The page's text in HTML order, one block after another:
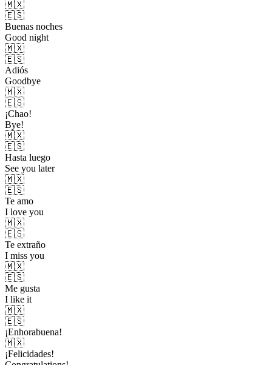
🇲🇽
🇪🇸
Buenas noches
Good night
🇲🇽
🇪🇸
Adiós
Goodbye
🇲🇽
🇪🇸
¡Chao!
Bye!
🇲🇽
🇪🇸
Hasta luego
See you later
🇲🇽
🇪🇸
Te amo
I love you
🇲🇽
🇪🇸
Te extraño
I miss you
🇲🇽
🇪🇸
Me gusta
I like it
🇲🇽
🇪🇸
¡Enhorabuena!
🇲🇽
¡Felicidades!